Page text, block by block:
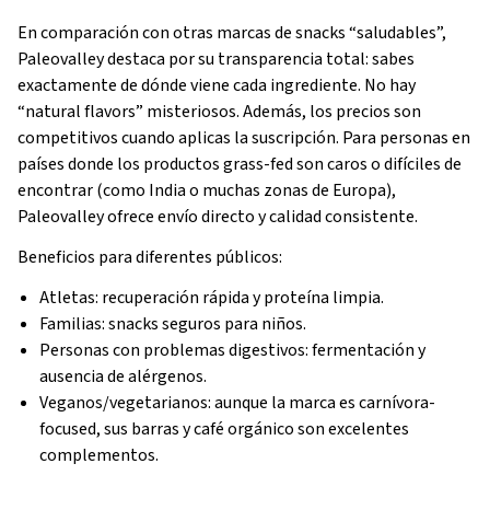
En comparación con otras marcas de snacks “saludables”,
Paleovalley destaca por su transparencia total: sabes
exactamente de dónde viene cada ingrediente. No hay
“natural flavors” misteriosos. Además, los precios son
competitivos cuando aplicas la suscripción. Para personas en
países donde los productos grass-fed son caros o difíciles de
encontrar (como India o muchas zonas de Europa),
Paleovalley ofrece envío directo y calidad consistente.
Beneficios para diferentes públicos:
Atletas: recuperación rápida y proteína limpia.
Familias: snacks seguros para niños.
Personas con problemas digestivos: fermentación y
ausencia de alérgenos.
Veganos/vegetarianos: aunque la marca es carnívora-
focused, sus barras y café orgánico son excelentes
complementos.